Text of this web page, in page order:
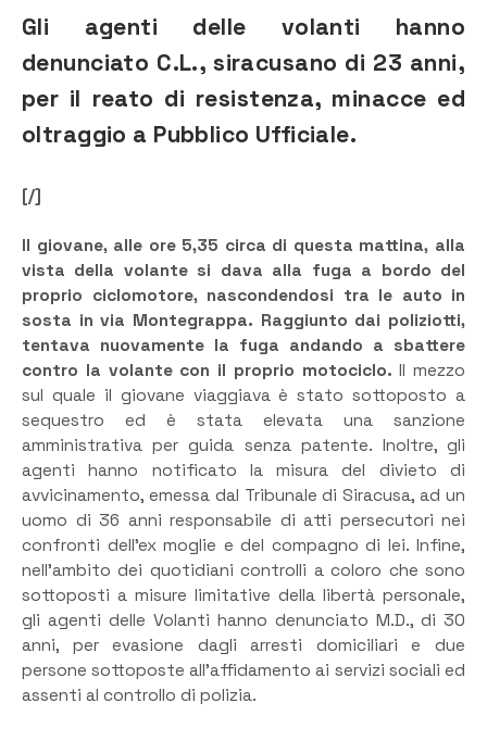
Gli agenti delle volanti hanno
denunciato C.L., siracusano di 23 anni,
per il reato di resistenza, minacce ed
oltraggio a Pubblico Ufficiale.
[/]
Il giovane, alle ore 5,35 circa di questa mattina, alla
vista della volante si dava alla fuga a bordo del
proprio ciclomotore, nascondendosi tra le auto in
sosta in via Montegrappa. Raggiunto dai poliziotti,
tentava nuovamente la fuga andando a sbattere
contro la volante con il proprio motociclo. Il mezzo
sul quale il giovane viaggiava è stato sottoposto a
sequestro ed è stata elevata una sanzione
amministrativa per guida senza patente. Inoltre, gli
agenti hanno notificato la misura del divieto di
avvicinamento, emessa dal Tribunale di Siracusa, ad un
uomo di 36 anni responsabile di atti persecutori nei
confronti dell’ex moglie e del compagno di lei. Infine,
nell’ambito dei quotidiani controlli a coloro che sono
sottoposti a misure limitative della libertà personale,
gli agenti delle Volanti hanno denunciato M.D., di 30
anni, per evasione dagli arresti domiciliari e due
persone sottoposte all’affidamento ai servizi sociali ed
assenti al controllo di polizia.